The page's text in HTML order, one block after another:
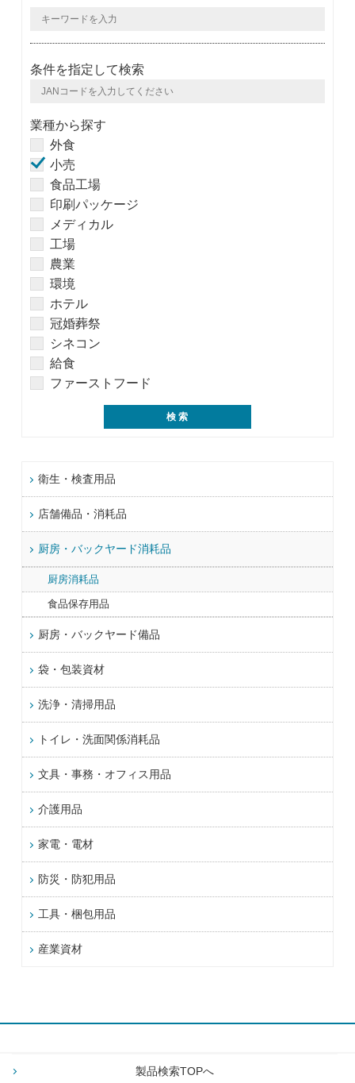
条件を指定して検索
業種から探す
外食
小売
食品工場
印刷パッケージ
メディカル
工場
農業
環境
ホテル
冠婚葬祭
シネコン
給食
ファーストフード
衛生・検査用品
店舗備品・消耗品
厨房・バックヤード消耗品
厨房消耗品
食品保存用品
厨房・バックヤード備品
袋・包装資材
洗浄・清掃用品
トイレ・洗面関係消耗品
文具・事務・オフィス用品
介護用品
家電・電材
防災・防犯用品
工具・梱包用品
産業資材
製品検索TOPへ